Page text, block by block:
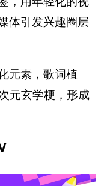
体引发兴趣圈层
元素，歌词植
元玄学梗，形成